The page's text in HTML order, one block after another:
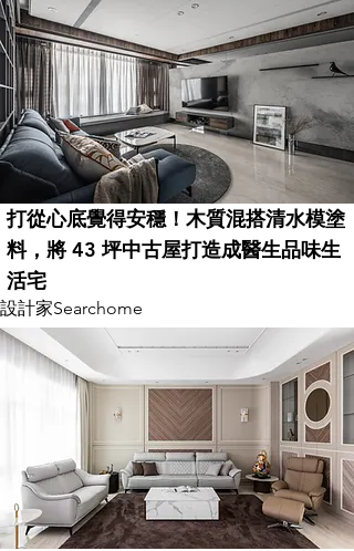
打從心底覺得安穩！木質混搭清水模塗
料，將 43 坪中古屋打造成醫生品味生
活宅
設計家Searchome